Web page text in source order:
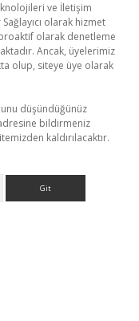
ve İletişim
olarak hizmet
olarak denetleme
Ancak, üyelerimiz
olup, siteye üye olarak
düşündüğünüz
bildirmeniz
kaldırılacaktır.